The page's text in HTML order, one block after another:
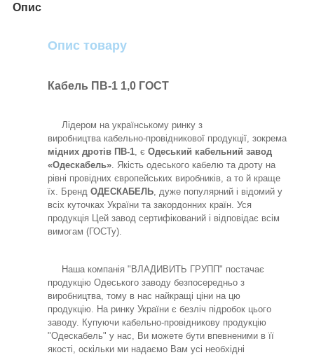
Опис
Опис товару
Кабель ПВ-1 1,0 ГОСТ
Лідером на українському ринку з
виробництва кабельно-провідникової продукції, зокрема
мідних дротів ПВ-1 , є Одеський кабельний завод
«Одескабель» . Якість одеського кабелю та дроту на
рівні провідних європейських виробників, а то й краще
їх. Бренд ОДЕСКАБЕЛЬ , дуже популярний і відомий у
всіх куточках України та закордонних країн. Уся
продукція Цей завод сертифікований і відповідає всім
вимогам (ГОСТу).
Наша компанія "ВЛАДИВИТЬ ГРУПП" постачає
продукцію Одеського заводу безпосередньо з
виробництва, тому в нас найкращі ціни на цю
продукцію. На ринку України є безліч підробок цього
заводу. Купуючи кабельно-провідникову продукцію
"Одескабель" у нас, Ви можете бути впевненими в її
якості, оскільки ми надаємо Вам усі необхідні